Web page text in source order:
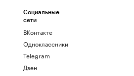
Социальные
сети
ВКонтакте
Одноклассники
Telegram
Дзен